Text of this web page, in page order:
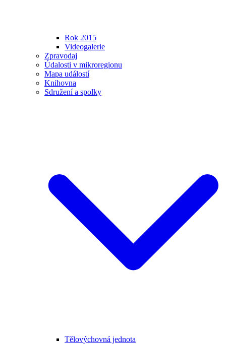
Rok 2015
Videogalerie
Zpravodaj
Údalosti v mikroregionu
Mapa událostí
Knihovna
Sdružení a spolky
Tělovýchovná jednota